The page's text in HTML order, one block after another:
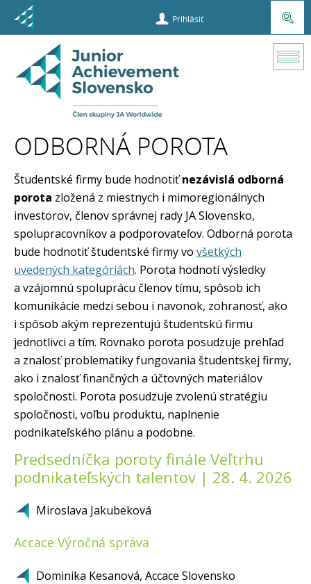
Prihlásiť
talentov
porota
ODBORNÁ POROTA
Študentské firmy bude hodnotiťnezávislá odborná
porota zložená z miestnych i mimoregionálnych
investorov, členov správnej rady JA Slovensko,
spolupracovníkov a podporovateľov. Odborná porota
bude hodnotiť študentské firmy vo všetkých
uvedených kategóriách. Porota hodnotí výsledky
a vzájomnú spoluprácu členov tímu, spôsob ich
komunikácie medzi sebou i navonok, zohranosť, ako
i spôsob akým reprezentujú študentskú firmu
jednotlivci a tím. Rovnako porota posudzuje prehľad
a znalosť problematiky fungovania študentskej firmy,
ako i znalosť finančných a účtovných materiálov
spoločnosti. Porota posudzuje zvolenú stratégiu
spoločnosti, voľbu produktu, naplnenie
podnikateľského plánu a podobne.
Predsedníčka poroty finále Veľtrhu
podnikateľských talentov | 28. 4. 2026
Miroslava Jakubeková
Accace Výročná správa
Dominika Kesanová, Accace Slovensko